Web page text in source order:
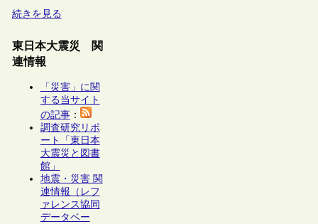
続きを見る
東日本大震災 関
連情報
「災害」に関
する当サイト
の記事：
調査研究リポ
ート「東日本
大震災と図書
館」
地震・災害 関
連情報（レフ
ァレンス協同
データベー